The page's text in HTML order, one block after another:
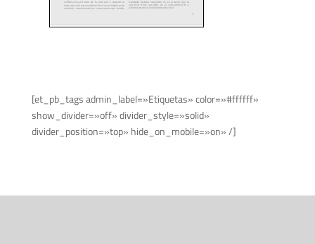
[et_pb_tags admin_label=»Etiquetas» color=»#ffffff»
show_divider=»off» divider_style=»solid»
divider_position=»top» hide_on_mobile=»on» /]